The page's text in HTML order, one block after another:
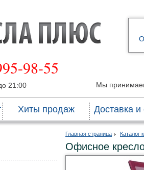
98-55
21:00 Мы
Хиты продаж Доставка и
Главная страница Каталог
Офисное